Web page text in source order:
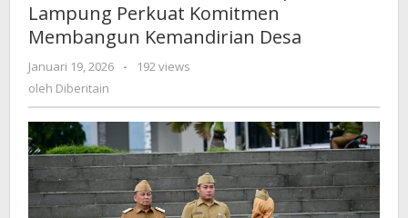
Desa
Lampung Perkuat Komitmen
Membangun Kemandirian Desa
Januari 19, 2026
oleh
-
192 views
oleh Diberitain